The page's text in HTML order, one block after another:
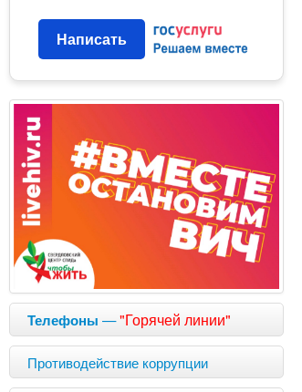
Написать
Телефоны —"Горячей линии"
Противодействие коррупции